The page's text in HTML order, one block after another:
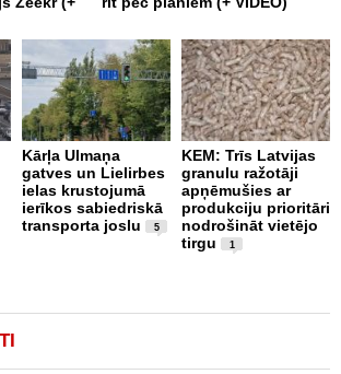
Kārļa Ulmaņa
gatves un Lielirbes
ielas krustojumā
ierīkos sabiedriskā
transporta joslu
5
KEM: Trīs Latvijas
granulu ražotāji
apņēmušies ar
produkciju prioritāri
nodrošināt vietējo
tirgu
1